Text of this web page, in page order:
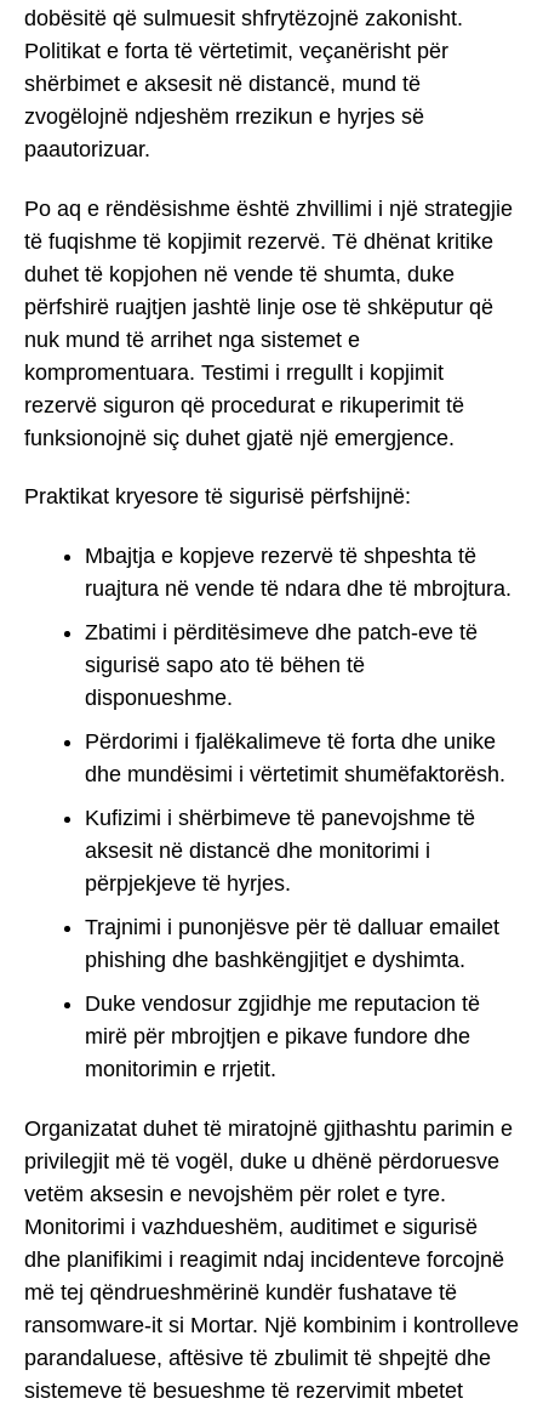
dobësitë që sulmuesit shfrytëzojnë zakonisht.
Politikat e forta të vërtetimit, veçanërisht për
shërbimet e aksesit në distancë, mund të
zvogëlojnë ndjeshëm rrezikun e hyrjes së
paautorizuar.
Po aq e rëndësishme është zhvillimi i një strategjie
të fuqishme të kopjimit rezervë. Të dhënat kritike
duhet të kopjohen në vende të shumta, duke
përfshirë ruajtjen jashtë linje ose të shkëputur që
nuk mund të arrihet nga sistemet e
kompromentuara. Testimi i rregullt i kopjimit
rezervë siguron që procedurat e rikuperimit të
funksionojnë siç duhet gjatë një emergjence.
Praktikat kryesore të sigurisë përfshijnë:
Mbajtja e kopjeve rezervë të shpeshta të
ruajtura në vende të ndara dhe të mbrojtura.
Zbatimi i përditësimeve dhe patch-eve të
sigurisë sapo ato të bëhen të
disponueshme.
Përdorimi i fjalëkalimeve të forta dhe unike
dhe mundësimi i vërtetimit shumëfaktorësh.
Kufizimi i shërbimeve të panevojshme të
aksesit në distancë dhe monitorimi i
përpjekjeve të hyrjes.
Trajnimi i punonjësve për të dalluar emailet
phishing dhe bashkëngjitjet e dyshimta.
Duke vendosur zgjidhje me reputacion të
mirë për mbrojtjen e pikave fundore dhe
monitorimin e rrjetit.
Organizatat duhet të miratojnë gjithashtu parimin e
privilegjit më të vogël, duke u dhënë përdoruesve
vetëm aksesin e nevojshëm për rolet e tyre.
Monitorimi i vazhdueshëm, auditimet e sigurisë
dhe planifikimi i reagimit ndaj incidenteve forcojnë
më tej qëndrueshmërinë kundër fushatave të
ransomware-it si Mortar. Një kombinim i kontrolleve
parandaluese, aftësive të zbulimit të shpejtë dhe
sistemeve të besueshme të rezervimit mbetet